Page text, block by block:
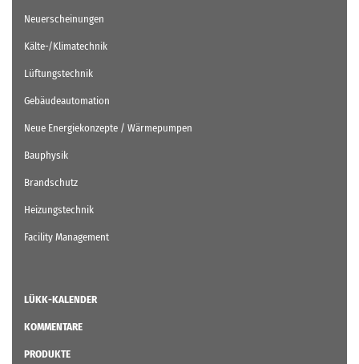
Neuerscheinungen
Kälte-/Klimatechnik
Lüftungstechnik
Gebäudeautomation
Neue Energiekonzepte / Wärmepumpen
Bauphysik
Brandschutz
Heizungstechnik
Facility Management
LÜKK-KALENDER
KOMMENTARE
PRODUKTE